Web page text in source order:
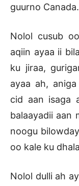
guurno Canada.
Nolol cusub
aqiin ayaa ii
ku jiraa,
ayaa ah,
cid aan isaga
balaayadii aan
noogu
oo kale ku
Nolol dulli ah